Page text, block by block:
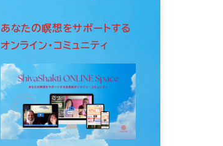
あなたの瞑想をサポートする
オンライン・コミュニティ